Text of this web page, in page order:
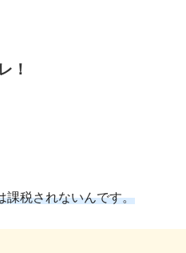
！
課税されないんです。